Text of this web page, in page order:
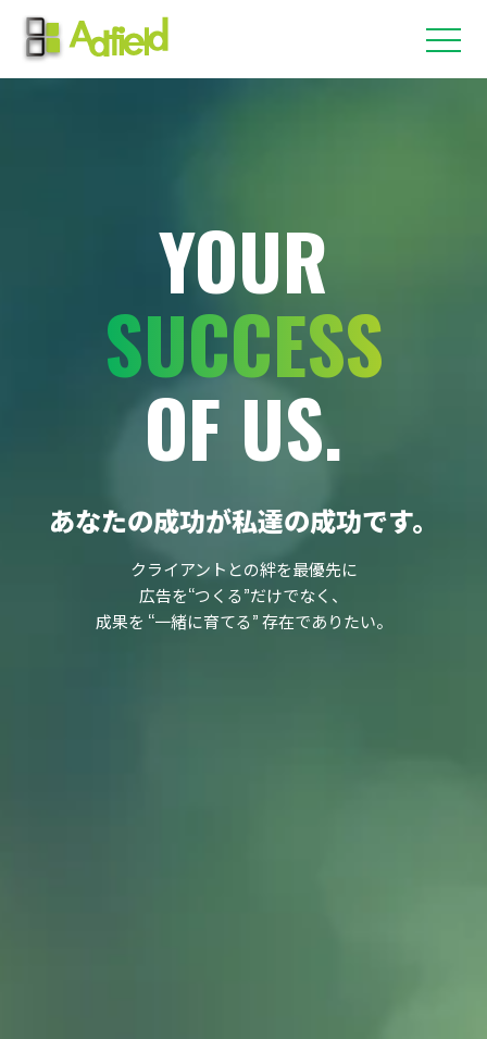
YOUR
SUCCESS
OF US.
あなたの成功が私達の成功です。
クライアントとの絆を最優先に
広告を“つくる”だけでなく、
成果を “一緒に育てる” 存在でありたい。